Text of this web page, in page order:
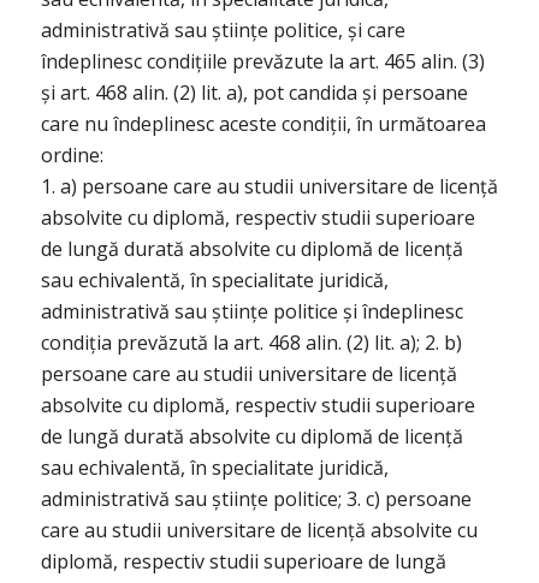
administrativă sau științe politice, și care
îndeplinesc condițiile prevăzute la art. 465 alin. (3)
și art. 468 alin. (2) lit. a), pot candida și persoane
care nu îndeplinesc aceste condiții, în următoarea
ordine:
1. a) persoane care au studii universitare de licență
absolvite cu diplomă, respectiv studii superioare
de lungă durată absolvite cu diplomă de licență
sau echivalentă, în specialitate juridică,
administrativă sau științe politice și îndeplinesc
condiția prevăzută la art. 468 alin. (2) lit. a); 2. b)
persoane care au studii universitare de licență
absolvite cu diplomă, respectiv studii superioare
de lungă durată absolvite cu diplomă de licență
sau echivalentă, în specialitate juridică,
administrativă sau științe politice; 3. c) persoane
care au studii universitare de licență absolvite cu
diplomă, respectiv studii superioare de lungă